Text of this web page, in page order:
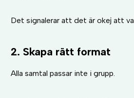
Det signalerar att det är okej att
2. Skapa rätt format
Alla samtal passar inte i grupp.